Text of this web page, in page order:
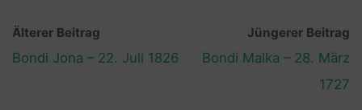
Älterer Beitrag
Bondi Jona – 22. Juli 1826
Jüngerer Beitrag
Bondi Malka – 28. März
1727